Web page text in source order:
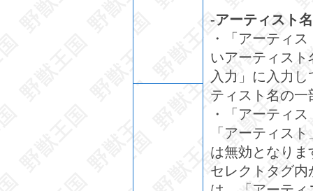
-アーティスト
・「アーティ
いアーティス
入力」に入力
ティスト名の一
・「アーティ
「アーティス
は無効となり
セレクトタグ